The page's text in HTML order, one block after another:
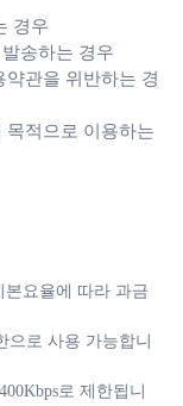
경우
송하는 경우
관을 위반하는 경
목적으로 이용하는
요율에 따라 과금
으로 사용 가능합니
로 제한됩니